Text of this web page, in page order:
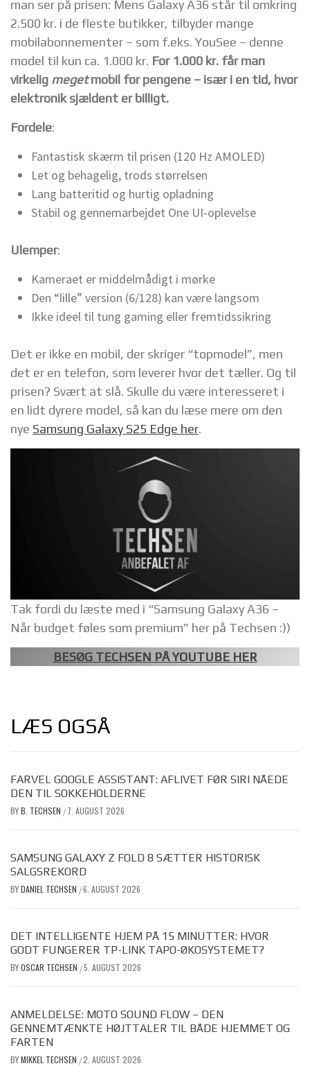
man ser på prisen: Mens Galaxy A36 står til omkring
2.500 kr. i de fleste butikker, tilbyder mange
mobilabonnementer – som f.eks. YouSee – denne
model til kun ca. 1.000 kr. For 1.000 kr. får man
virkelig megetmobil for pengene – især i en tid, hvor
elektronik sjældent er billigt.
Fordele:
Fantastisk skærm til prisen (120 Hz AMOLED)
Let og behagelig, trods størrelsen
Lang batteritid og hurtig opladning
Stabil og gennemarbejdet One UI-oplevelse
Ulemper:
Kameraet er middelmådigt i mørke
Den “lille” version (6/128) kan være langsom
Ikke ideel til tung gaming eller fremtidssikring
Det er ikke en mobil, der skriger “topmodel”, men
det er en telefon, som leverer hvor det tæller. Og til
prisen? Svært at slå. Skulle du være interesseret i
en lidt dyrere model, så kan du læse mere om den
nye Samsung Galaxy S25 Edge her.
Tak fordi du læste med i “Samsung Galaxy A36 –
Når budget føles som premium” her på Techsen :))
BESØG TECHSEN PÅ YOUTUBE HER
LÆS OGSÅ
FARVEL GOOGLE ASSISTANT: AFLIVET FØR SIRI NÅEDE
DEN TIL SOKKEHOLDERNE
BYB. TECHSEN / 7. AUGUST 2026
SAMSUNG GALAXY Z FOLD 8 SÆTTER HISTORISK
SALGSREKORD
BYDANIEL TECHSEN /6. AUGUST 2026
DET INTELLIGENTE HJEM PÅ 15 MINUTTER: HVOR
GODT FUNGERER TP-LINK TAPO-ØKOSYSTEMET?
BYOSCAR TECHSEN /5. AUGUST 2026
ANMELDELSE: MOTO SOUND FLOW – DEN
GENNEMTÆNKTE HØJTTALER TIL BÅDE HJEMMET OG
FARTEN
BYMIKKEL TECHSEN /2. AUGUST 2026